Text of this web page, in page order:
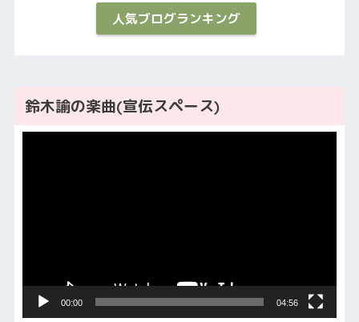
人気ブログランキング
鈴木諭の楽曲(宣伝スペース)
00:00 04:56